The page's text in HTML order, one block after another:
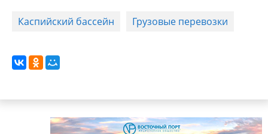
Каспийский бассейн Грузовые перевозки